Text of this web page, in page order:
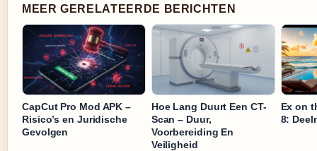
MEER GERELATEERDE BERICHTEN
CapCut Pro Mod APK –
Risico’s en Juridische
Gevolgen
Hoe Lang Duurt Een CT-
Scan – Duur,
Voorbereiding En
Veiligheid
Ex on
8: